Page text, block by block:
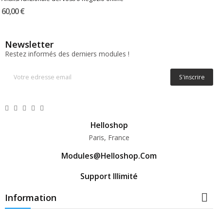
60,00 €
Newsletter
Restez informés des derniers modules !
S'inscrire
Helloshop
Paris, France
Modules@helloshop.com
Support Illimité
Information 